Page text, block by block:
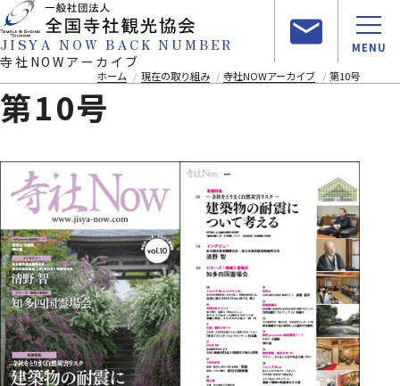
MENU
JISYA NOW BACK NUMBER
寺社NOWアーカイブ
ホーム 現在の取り組み 寺社NOWアーカイブ 第10号
第10号